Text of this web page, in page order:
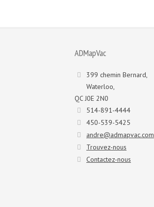
ADMapVac
399 chemin Bernard,
Waterloo,
QC J0E 2N0
514-891-4444
450-539-5425
andre@admapvac.com
Trouvez-nous
Contactez-nous